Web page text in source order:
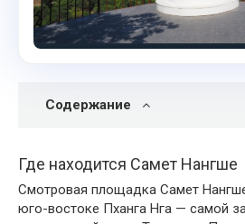
Содержание
Где находится Самет Нангше
Смотровая площадка Самет
юго-востоке Пханга Нга — самой